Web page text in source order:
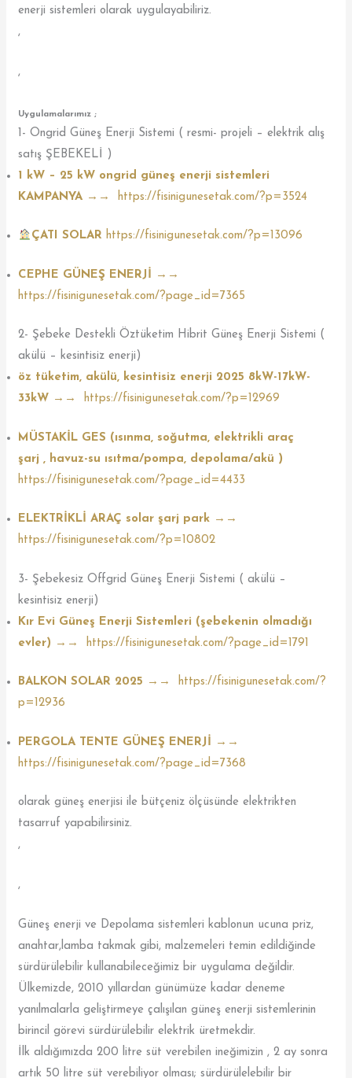
enerji sistemleri olarak uygulayabiliriz.
,
,
Uygulamalarımız ;
1- Ongrid Güneş Enerji Sistemi ( resmi- projeli – elektrik alış
satış ŞEBEKELİ )
1 kW – 25 kW ongrid güneş enerji sistemleri
KAMPANYA →→
https://fisinigunesetak.com/?p=3524
ÇATI SOLAR https://fisinigunesetak.com/?p=13096
CEPHE GÜNEŞ ENERJİ →→
https://fisinigunesetak.com/?page_id=7365
2- Şebeke Destekli Öztüketim Hibrit Güneş Enerji Sistemi (
akülü – kesintisiz enerji)
öz tüketim, akülü, kesintisiz enerji 2025 8kW-17kW-
33kW →→
https://fisinigunesetak.com/?p=12969
MÜSTAKİL GES (ısınma, soğutma, elektrikli araç
şarj , havuz-su ısıtma/pompa, depolama/akü )
https://fisinigunesetak.com/?page_id=4433
ELEKTRİKLİ ARAÇ solar şarj park →→
https://fisinigunesetak.com/?p=10802
3- Şebekesiz Offgrid Güneş Enerji Sistemi ( akülü –
kesintisiz enerji)
Kır Evi Güneş Enerji Sistemleri (şebekenin olmadığı
evler) →→
https://fisinigunesetak.com/?page_id=1791
BALKON SOLAR 2025 →→
https://fisinigunesetak.com/?
p=12936
PERGOLA TENTE GÜNEŞ ENERJİ →→
https://fisinigunesetak.com/?page_id=7368
olarak güneş enerjisi ile bütçeniz ölçüsünde elektrikten
tasarruf yapabilirsiniz.
,
,
Güneş enerji ve Depolama sistemleri kablonun ucuna priz,
anahtar,lamba takmak gibi, malzemeleri temin edildiğinde
sürdürülebilir kullanabileceğimiz bir uygulama değildir.
Ülkemizde, 2010 yıllardan günümüze kadar deneme
yanılmalarla geliştirmeye çalışılan güneş enerji sistemlerinin
birincil görevi sürdürülebilir elektrik üretmekdir.
İlk aldığımızda 200 litre süt verebilen ineğimizin , 2 ay sonra
artık 50 litre süt verebiliyor olması; sürdürülelebilir bir